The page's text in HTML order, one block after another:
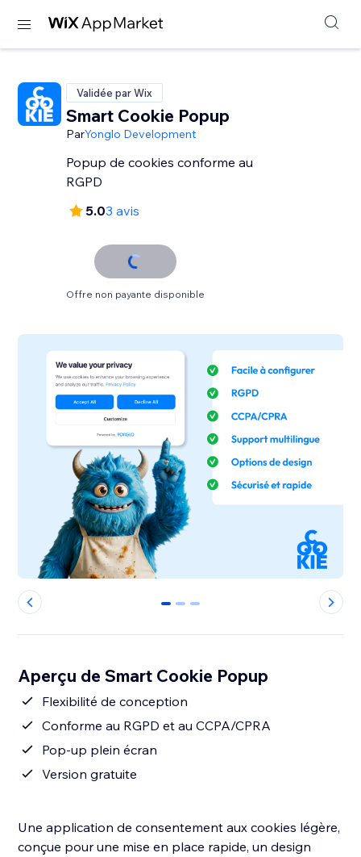
Validée par Wix
Smart Cookie Popup
ParYonglo Development
Popup de cookies conforme au
RGPD
5.03 avis
Offre non payante disponible
0 1 2
Aperçu de Smart Cookie Popup
Flexibilité de conception
Conforme au RGPD et au CCPA/CPRA
Pop-up plein écran
Version gratuite
Une application de consentement aux cookies légère,
conçue pour une mise en place rapide, un design